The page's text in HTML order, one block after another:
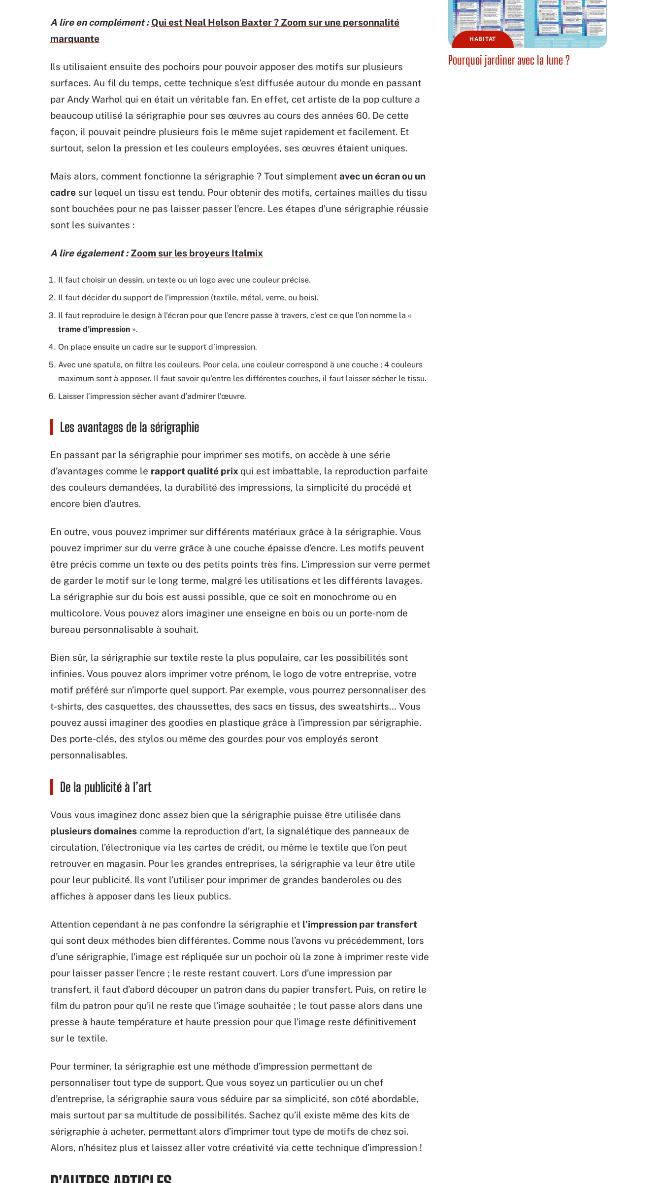
A lire en complément : Qui est Neal Helson Baxter ? Zoom sur une personnalité
marquante
Ils utilisaient ensuite des pochoirs pour pouvoir apposer des motifs sur plusieurs
surfaces. Au fil du temps, cette technique s’est diffusée autour du monde en passant
par Andy Warhol qui en était un véritable fan. En effet, cet artiste de la pop culture a
beaucoup utilisé la sérigraphie pour ses œuvres au cours des années 60. De cette
façon, il pouvait peindre plusieurs fois le même sujet rapidement et facilement. Et
surtout, selon la pression et les couleurs employées, ses œuvres étaient uniques.
Mais alors, comment fonctionne la sérigraphie ? Tout simplement avec un écran ou un
cadre sur lequel un tissu est tendu. Pour obtenir des motifs, certaines mailles du tissu
sont bouchées pour ne pas laisser passer l’encre. Les étapes d’une sérigraphie réussie
sont les suivantes :
A lire également : Zoom sur les broyeurs Italmix
Il faut choisir un dessin, un texte ou un logo avec une couleur précise.
Il faut décider du support de l’impression (textile, métal, verre, ou bois).
Il faut reproduire le design à l’écran pour que l’encre passe à travers, c’est ce que l’on nomme la «
trame d’impression ».
On place ensuite un cadre sur le support d’impression.
Avec une spatule, on filtre les couleurs. Pour cela, une couleur correspond à une couche ; 4 couleurs
maximum sont à apposer. Il faut savoir qu’entre les différentes couches, il faut laisser sécher le tissu.
Laisser l’impression sécher avant d’admirer l’œuvre.
Les avantages de la sérigraphie
En passant par la sérigraphie pour imprimer ses motifs, on accède à une série
d’avantages comme le rapport qualité prix qui est imbattable, la reproduction parfaite
des couleurs demandées, la durabilité des impressions, la simplicité du procédé et
encore bien d’autres.
En outre, vous pouvez imprimer sur différents matériaux grâce à la sérigraphie. Vous
pouvez imprimer sur du verre grâce à une couche épaisse d’encre. Les motifs peuvent
être précis comme un texte ou des petits points très fins. L’impression sur verre permet
de garder le motif sur le long terme, malgré les utilisations et les différents lavages.
La sérigraphie sur du bois est aussi possible, que ce soit en monochrome ou en
multicolore. Vous pouvez alors imaginer une enseigne en bois ou un porte-nom de
bureau personnalisable à souhait.
Bien sûr, la sérigraphie sur textile reste la plus populaire, car les possibilités sont
infinies. Vous pouvez alors imprimer votre prénom, le logo de votre entreprise, votre
motif préféré sur n’importe quel support. Par exemple, vous pourrez personnaliser des
t-shirts, des casquettes, des chaussettes, des sacs en tissus, des sweatshirts… Vous
pouvez aussi imaginer des goodies en plastique grâce à l’impression par sérigraphie.
Des porte-clés, des stylos ou même des gourdes pour vos employés seront
personnalisables.
De la publicité à l’art
Vous vous imaginez donc assez bien que la sérigraphie puisse être utilisée dans
plusieurs domaines comme la reproduction d’art, la signalétique des panneaux de
circulation, l’électronique via les cartes de crédit, ou même le textile que l’on peut
retrouver en magasin. Pour les grandes entreprises, la sérigraphie va leur être utile
pour leur publicité. Ils vont l’utiliser pour imprimer de grandes banderoles ou des
affiches à apposer dans les lieux publics.
Attention cependant à ne pas confondre la sérigraphie et l’impression par transfert
qui sont deux méthodes bien différentes. Comme nous l’avons vu précédemment, lors
d’une sérigraphie, l’image est répliquée sur un pochoir où la zone à imprimer reste vide
pour laisser passer l’encre ; le reste restant couvert. Lors d’une impression par
transfert, il faut d’abord découper un patron dans du papier transfert. Puis, on retire le
film du patron pour qu’il ne reste que l’image souhaitée ; le tout passe alors dans une
presse à haute température et haute pression pour que l’image reste définitivement
sur le textile.
Pour terminer, la sérigraphie est une méthode d’impression permettant de
personnaliser tout type de support. Que vous soyez un particulier ou un chef
d’entreprise, la sérigraphie saura vous séduire par sa simplicité, son côté abordable,
mais surtout par sa multitude de possibilités. Sachez qu’il existe même des kits de
sérigraphie à acheter, permettant alors d’imprimer tout type de motifs de chez soi.
Alors, n’hésitez plus et laissez aller votre créativité via cette technique d’impression !
HABITAT
Pourquoi jardiner avec la lune ?